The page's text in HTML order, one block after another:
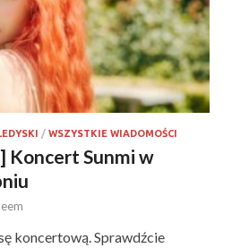
/ WSZYSTKIE WIADOMOŚCI
Koncert Sunmi w
koncertową. Sprawdźcie